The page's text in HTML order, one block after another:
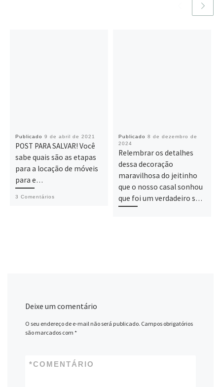
Publicado9 de abril de 2021
POST PARA SALVAR! Você
sabe quais são as etapas
para a locação de móveis
para e…
3 Comentários
Publicado8 de dezembro de
2024
Relembrar os detalhes
dessa decoração
maravilhosa do jeitinho
que o nosso casal sonhou
que foi um verdadeiro s…
Deixe um comentário
O seu endereço de e-mail não será publicado. Campos obrigatórios
são marcados com*
COMENTÁRIO
*